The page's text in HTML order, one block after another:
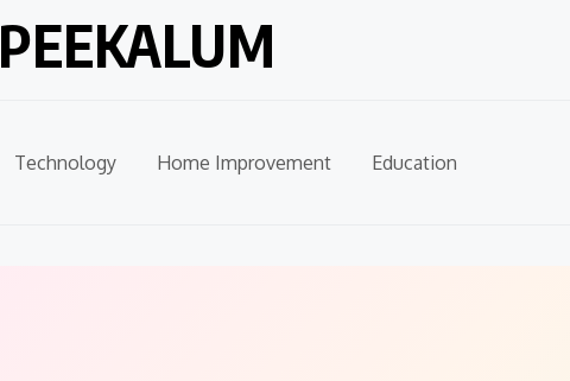
PEEKALUM
Technology Home Improvement Education